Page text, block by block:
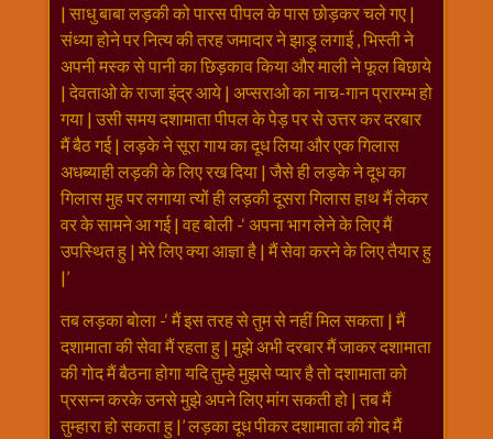
| साधु बाबा लड़की को पारस पीपल के पास छोड़कर चले गए |
संध्या होने पर नित्य की तरह जमादार ने झाड़ू लगाई , भिस्ती ने
अपनी मस्क से पानी का छिड़काव किया और माली ने फूल बिछाये
| देवताओ के राजा इंद्र आये | अप्सराओ का नाच-गान प्रारम्भ हो
गया | उसी समय दशामाता पीपल के पेड़ पर से उत्तर कर दरबार
मैं बैठ गई | लड़के ने सूरा गाय का दूध लिया और एक गिलास
अधब्याही लड़की के लिए रख दिया | जैसे ही लड़के ने दूध का
गिलास मुह पर लगाया त्यों ही लड़की दूसरा गिलास हाथ मैं लेकर
वर के सामने आ गई | वह बोली -‘ अपना भाग लेने के लिए मैं
उपस्थित हु | मेरे लिए क्या आज्ञा है | मैं सेवा करने के लिए तैयार हु
|’
तब लड़का बोला -‘ मैं इस तरह से तुम से नहीं मिल सकता | मैं
दशामाता की सेवा मैं रहता हु | मुझे अभी दरबार मैं जाकर दशामाता
की गोद मैं बैठना होगा यदि तुम्हे मुझसे प्यार है तो दशामाता को
प्रसन्न करके उनसे मुझे अपने लिए मांग सकती हो | तब मैं
तुम्हारा हो सकता हु |’ लड़का दूध पीकर दशामाता की गोद मैं